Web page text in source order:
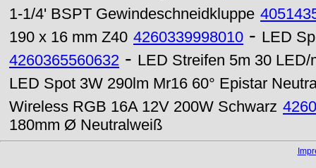
1-1/4' BSPT Gewindeschneidkluppe
190 x 16 mm Z40 4260339998010 - LED
4260365560632 - LED Streifen 5m 30
LED Spot 3W 290lm Mr16 60° Epistar
Wireless RGB 16A 12V 200W Schwarz
180mm Ø Neutralweiß